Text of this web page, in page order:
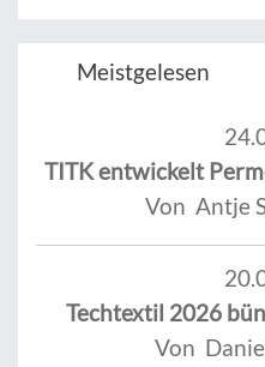
Meistgelesen
TITK entwickelt
Von Antje
Techtextil 2026
Von